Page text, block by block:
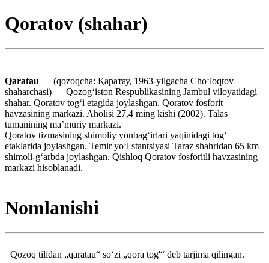
Qoratov (shahar)
Qaratau — (qozoqcha: Қаратау, 1963-yilgacha Choʻloqtov
shaharchasi) — Qozogʻiston Respublikasining Jambul viloyatidagi
shahar. Qoratov togʻi etagida joylashgan. Qoratov fosforit
havzasining markazi. Aholisi 27,4 ming kishi (2002). Talas
tumanining maʼmuriy markazi.
Qoratov tizmasining shimoliy yonbagʻirlari yaqinidagi togʻ
etaklarida joylashgan. Temir yoʻl stantsiyasi Taraz shahridan 65 km
shimoli-gʻarbda joylashgan. Qishloq Qoratov fosforitli havzasining
markazi hisoblanadi.
Nomlanishi
=Qozoq tilidan „qaratau“ soʻzi „qora tog'“ deb tarjima qilingan.